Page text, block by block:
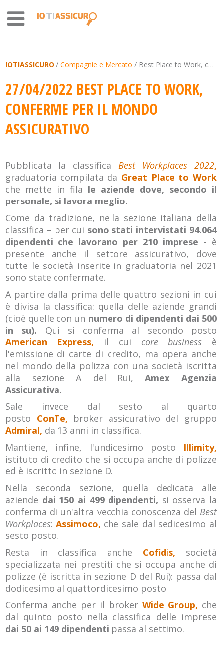
IOTIASSICURO /Compagnie e Mercato / Best Place to Work, conferme per il mondo assicurativo
27/04/2022 BEST PLACE TO WORK,
CONFERME PER IL MONDO
ASSICURATIVO
Pubblicata la classifica Best Workplaces 2022,
graduatoria compilata da Great Place to Work
che mette in fila le aziende dove, secondo il
personale, si lavora meglio.
Come da tradizione, nella sezione italiana della
classifica – per cui sono stati intervistati 94.064
dipendenti che lavorano per 210 imprese - è
presente anche il settore assicurativo, dove
tutte le società inserite in graduatoria nel 2021
sono state confermate.
A partire dalla prima delle quattro sezioni in cui
è divisa la classifica: quella delle aziende grandi
(cioè quelle con un numero di dipendenti dai 500
in su). Qui si conferma al secondo posto
American Express, il cui core business è
l'emissione di carte di credito, ma opera anche
nel mondo della polizza con una società iscritta
alla sezione A del Rui,Amex Agenzia
Assicurativa.
Sale invece dal sesto al quarto
posto ConTe, broker assicurativo del gruppo
Admiral, da 13 anni in classifica.
Mantiene, infine, l'undicesimo posto Illimity,
istituto di credito che si occupa anche di polizze
ed è iscritto in sezione D.
Nella seconda sezione, quella dedicata alle
aziende dai 150 ai 499 dipendenti, si osserva la
conferma di un'altra vecchia conoscenza del Best
Workplaces: Assimoco, che sale dal sedicesimo al
sesto posto.
Resta in classifica anche Cofidis, società
specializzata nei prestiti che si occupa anche di
polizze (è iscritta in sezione D del Rui): passa dal
dodicesimo al quattordicesimo posto.
Conferma anche per il broker Wide Group, che
dal quinto posto nella classifica delle imprese
dai 50 ai 149 dipendenti passa al settimo.